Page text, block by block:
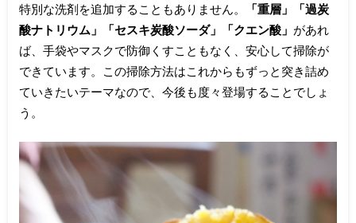
特別な洗剤を追加することもありません。
「重層」「過炭
酸ナトリウム」「セスキ炭酸ソーダ」「クエン酸」 があれ
ば、手袋やマスクで防御くすこともなく、安心して掃除が
できています。この掃除方法はこれからもずっと突き詰め
ていきたいテーマなので、今後も度々登場することでしょ
う。